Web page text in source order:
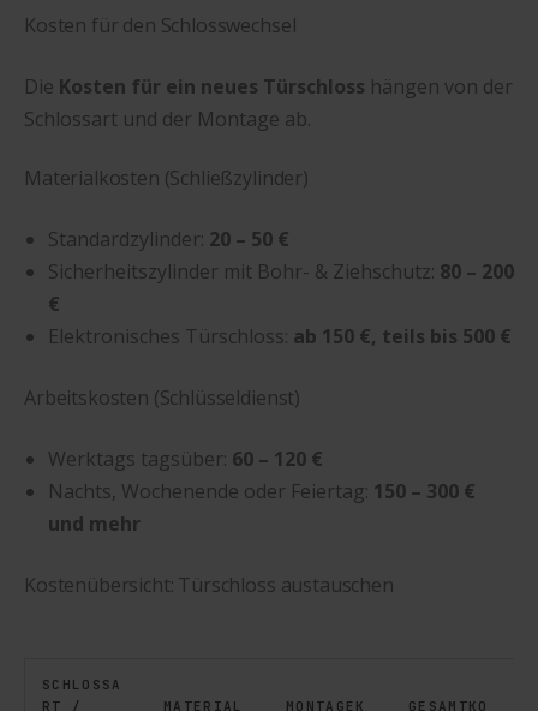
Kosten für den Schlosswechsel
Die Kosten für ein neues Türschloss hängen von der
Schlossart und der Montage ab.
Materialkosten (Schließzylinder)
Standardzylinder: 20 – 50 €
Sicherheitszylinder mit Bohr- & Ziehschutz: 80 – 200
€
Elektronisches Türschloss: ab 150 €, teils bis 500 €
Arbeitskosten (Schlüsseldienst)
Werktags tagsüber: 60 – 120 €
Nachts, Wochenende oder Feiertag: 150 – 300 €
und mehr
Kostenübersicht: Türschloss austauschen
SCHLOSSA
RT /
MATERIAL
MONTAGEK
GESAMTKO